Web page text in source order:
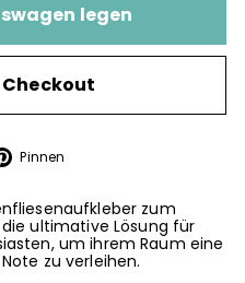
legen
Pinnen
zum
ultimative Lösung für
um ihrem Raum eine
zu verleihen.